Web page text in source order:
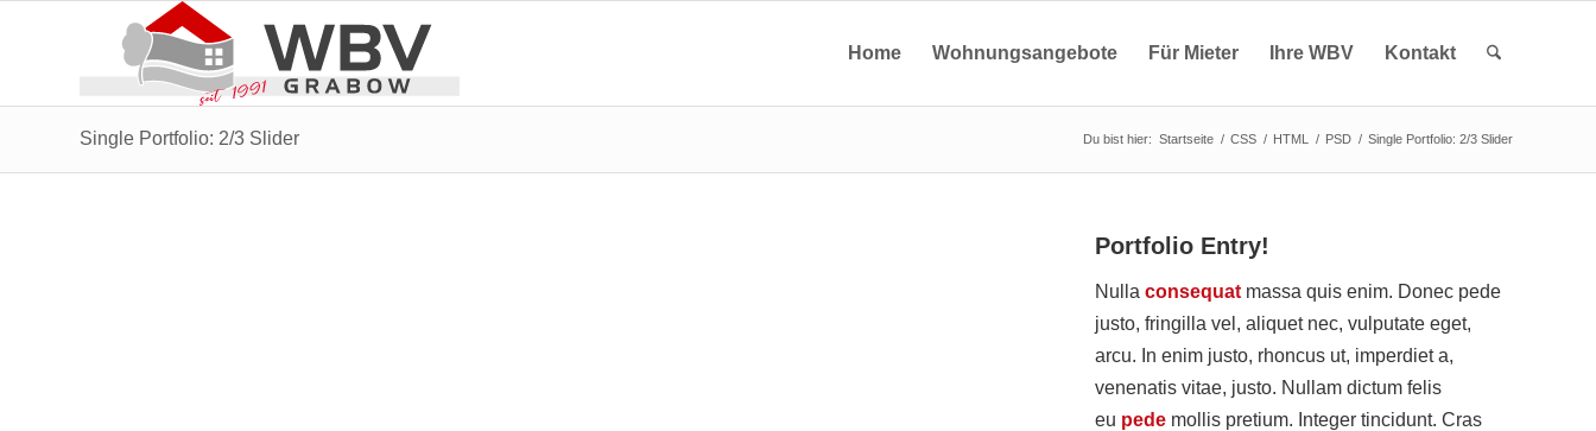
Home Wohnungsangebote Für Mieter Ihre WBV Kontakt
Single Portfolio: 2/3 Slider Du bist hier: Startseite / CSS / HTML / PSD / Single Portfolio: 2/3 Slider
Portfolio Entry!
Nullaconsequat massa quis enim. Donec pede
justo, fringilla vel, aliquet nec, vulputate eget,
arcu. In enim justo, rhoncus ut, imperdiet a,
venenatis vitae, justo. Nullam dictum felis
eu pede mollis pretium. Integer tincidunt. Cras